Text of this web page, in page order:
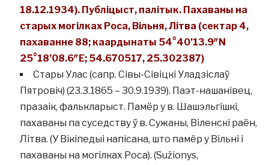
18.12.1934). Публіцыст, палітык. Пахаваны на
старых могілках Роса, Вільня, Літва (сектар 4,
пахаванне 88; каардынаты 54°40’13.9″N
25°18’08.6″E; 54.670517, 25.302387)
Стары Улас (сапр. Сівы-Сівіцкі Уладзіслаў
Пятровіч) (23.3.1865 – 30.9.1939). Паэт-нашанівец,
празаік, фалькларыст. Памёр у в. Шашэльгішкі,
пахаваны па суседству ў в. Сужаны, Віленскі раён,
Літва. (У Вікіпедыі напісана, што памёр у Вільні і
пахаваны на могілках Роса). (Sužionys,